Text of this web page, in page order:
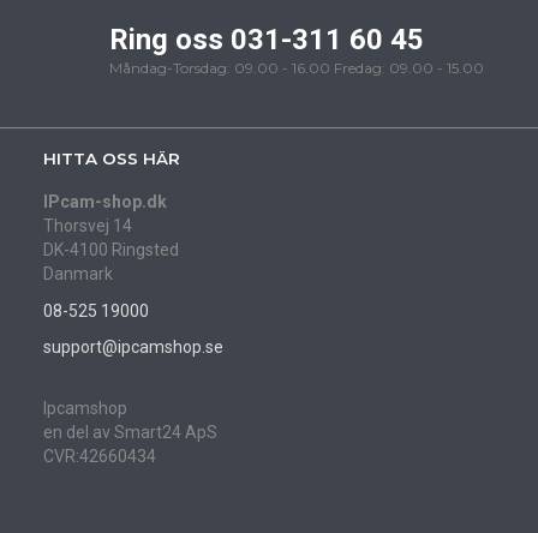
Ring oss 031-311 60 45
Måndag-Torsdag: 09.00 - 16.00 Fredag: 09.00 - 15.00
HITTA OSS HÄR
IPcam-shop.dk
Thorsvej 14
DK-4100 Ringsted
Danmark
08-525 19000
support@ipcamshop.se
Ipcamshop
en del av Smart24 ApS
CVR:42660434